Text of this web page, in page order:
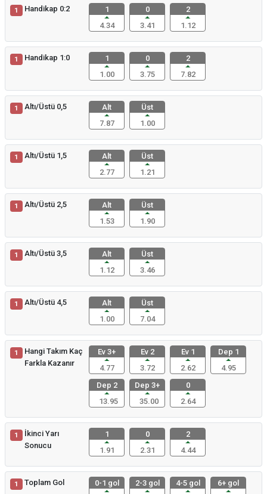
1 Handikap 0:2
1
4.34
0
3.41
2
1.12
1 Handikap 1:0
1
1.00
0
3.75
2
7.82
1 Altı/Üstü 0,5
Alt
7.87
Üst
1.00
1 Altı/Üstü 1,5
Alt
2.77
Üst
1.21
1 Altı/Üstü 2,5
Alt
1.53
Üst
1.90
1 Altı/Üstü 3,5
Alt
1.12
Üst
3.46
1 Altı/Üstü 4,5
Alt
1.00
Üst
7.04
1
Hangi Takım Kaç
Farkla Kazanır
Ev 3+
4.77
Ev 2
3.72
Ev 1
2.62
Dep 1
4.95
Dep 2
13.95
Dep 3+
35.00
0
2.64
1
İkinci Yarı
Sonucu
1
1.91
0
2.31
2
4.44
1 Toplam Gol
0-1 gol
2-3 gol
4-5 gol
6+ gol